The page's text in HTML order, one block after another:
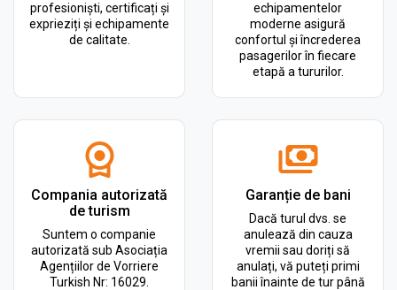
profesioniști, certificați și
exprieziți și echipamente
de calitate.
echipamentelor
moderne asigură
confortul și încrederea
pasagerilor în fiecare
etapă a tururilor.
Compania autorizată
de turism
Suntem o companie
autorizată sub Asociația
Agențiilor de Vorriere
Turkish Nr: 16029.
Garanție de bani
Dacă turul dvs. se
anulează din cauza
vremii sau doriți să
anulați, vă puteți primi
banii înainte de tur până